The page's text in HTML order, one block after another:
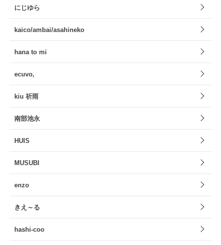
にじゆら
kaico/ambai/asahineko
hana to mi
ecuvo,
kiu 祈雨
南部池永
HUIS
MUSUBI
enzo
きえ～る
hashi-coo